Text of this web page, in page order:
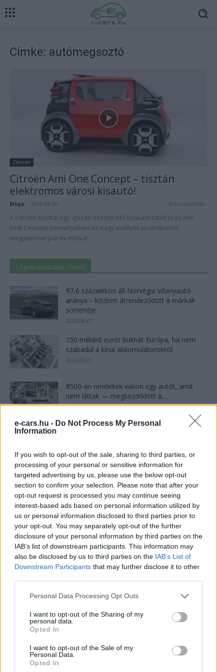
e-cars.hu - Do Not Process My Personal
Information
If you wish to opt-out of the sale, sharing to third parties, or
processing of your personal or sensitive information for
targeted advertising by us, please use the below opt-out
section to confirm your selection. Please note that after your
opt-out request is processed you may continue seeing
interest-based ads based on personal information utilized by
us or personal information disclosed to third parties prior to
your opt-out. You may separately opt-out of the further
disclosure of your personal information by third parties on the
IAB’s list of downstream participants. This information may
also be disclosed by us to third parties on the IAB’s List of
Downstream Participants that may further disclose it to other
Personal Data Processing Opt Outs
I want to opt-out of the Sharing of my
personal data.
Opted In
I want to opt-out of the Sale of my
Personal Data.
Opted In
Címke: autómegsoztó
Citroen
Citroën Ami One Concept – tisztán
elektromos városi kisautó!
Eriqo 2019-02-20 0 hozzászólás
A Citroën ezúttal egy igazán szerethető kisautót talált ki az Ami
One Concept személyében és nagy eséllyel az utcákon is
megjelenhet pár év múlva!
Legolvasottabb cikkek
97,6 százalékon áll Norvégia villanyautó-
aránya – közben átrendeződött a márkák
sorrendje
2026-08-07
150 milliárd eurót bukhat Európa, ha nem
szabadul a kínai akkumulátoroktól
2026-08-07
8500-an rendeltek vakon egy autót, amit
nem láttak — megkezdődött a...
2026-08-07
2026-08-07
25 százalékkal sűrűbb energiát rejt az
európai szilárdtest-akkumulátor
2026-08-07
Dánia utolérte Norvégiát: már náluk is szinte
csak elektromos autót vesznek...
2026-08-07
21 ezer előrendelés 20 óra alatt: a kínaiak
megrohanták az MG...
2026-08-04
Kína szigorú határt szabott: legfeljebb 5%